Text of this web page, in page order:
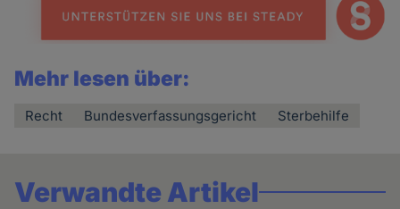
Mehr lesen über:
Recht Bundesverfassungsgericht Sterbehilfe
Verwandte Artikel